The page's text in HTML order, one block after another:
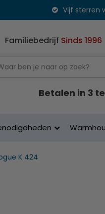
Vijf sterren
Familiebedrijf Sinds 1996
Betalen in 3
K 424